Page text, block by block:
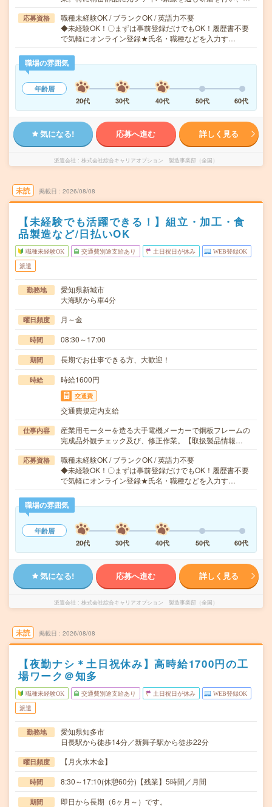
応募資格
職種未経験OK / ブランクOK / 英語力不要
◆未経験OK！〇まずは事前登録だけでもOK！履歴書不要
で気軽にオンライン登録★氏名・職種などを入力す…
職場の雰囲気
年齢層
20代
30代 40代 50代 60代
気になる! 応募へ進む 詳しく見る
派遣会社 株式会社綜合キャリアオプション 製造事業部（全国）
未読 掲載日 2026/08/08
【未経験でも活躍できる！】組立・加工・食
品製造など/日払いOK
職種未経験OK 交通費別途支給あり 土日祝日が休み WEB登録OK
派遣
勤務地
愛知県新城市
大海駅から車4分
曜日頻度 月～金
時間 08:30～17:00
期間 長期でお仕事できる方、大歓迎！
時給 時給1600円
交通費
交通費規定内支給
仕事内容
産業用モーターを造る大手電機メーカーで鋼板フレームの
完成品外観チェック及び、修正作業。【取扱製品情報…
応募資格
職種未経験OK / ブランクOK / 英語力不要
◆未経験OK！〇まずは事前登録だけでもOK！履歴書不要
で気軽にオンライン登録★氏名・職種などを入力す…
職場の雰囲気
年齢層
20代
30代 40代 50代 60代
気になる! 応募へ進む 詳しく見る
派遣会社 株式会社綜合キャリアオプション 製造事業部（全国）
未読 掲載日 2026/08/08
【夜勤ナシ＊土日祝休み】高時給1700円の工
場ワーク＠知多
職種未経験OK 交通費別途支給あり 土日祝日が休み WEB登録OK
派遣
勤務地
愛知県知多市
日長駅から徒歩14分／新舞子駅から徒歩22分
曜日頻度 【月火水木金】
時間 8:30～17:10(休憩60分)【残業】5時間／月間
期間 即日から長期（6ヶ月～）です。